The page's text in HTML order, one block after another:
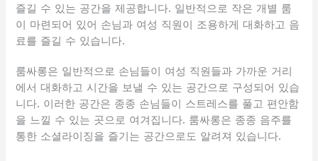
즐길 수 있는 공간을 제공합니다. 일반적으로 작은 개별 룸
이 마련되어 있어 손님과 여성 직원이 조용하게 대화하고 음
료를 즐길 수 있습니다.
룸싸롱은 일반적으로 손님들이 여성 직원들과 가까운 거리
에서 대화하고 시간을 보낼 수 있는 공간으로 구성되어 있습
니다. 이러한 공간은 종종 손님들이 스트레스를 풀고 편안함
을 느낄 수 있는 곳으로 여겨집니다. 룸싸롱은 종종 음주를
통한 소셜라이징을 즐기는 공간으로도 알려져 있습니다.